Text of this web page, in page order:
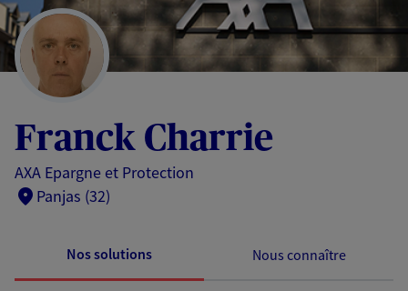
pied
de
page
Franck Charrie
AXA Epargne et Protection
Panjas (32)
Nos solutions Nous connaître